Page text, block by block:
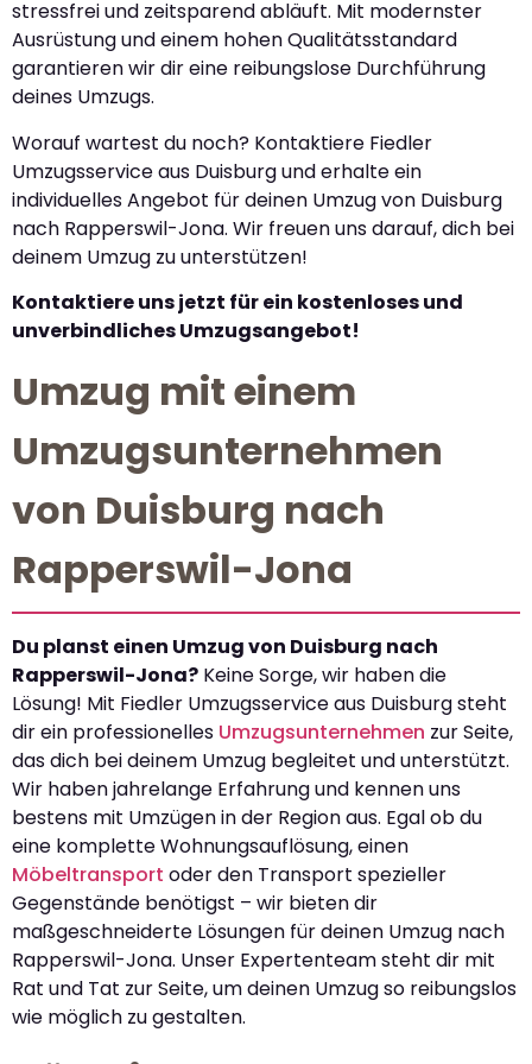
stressfrei und zeitsparend abläuft. Mit modernster
Ausrüstung und einem hohen Qualitätsstandard
garantieren wir dir eine reibungslose Durchführung
deines Umzugs.
Worauf wartest du noch? Kontaktiere Fiedler
Umzugsservice aus Duisburg und erhalte ein
individuelles Angebot für deinen Umzug von Duisburg
nach Rapperswil-Jona. Wir freuen uns darauf, dich bei
deinem Umzug zu unterstützen!
Kontaktiere uns jetzt für ein kostenloses und
unverbindliches Umzugsangebot!
Umzug mit einem
Umzugsunternehmen
von Duisburg nach
Rapperswil-Jona
Du planst einen Umzug von Duisburg nach
Rapperswil-Jona? Keine Sorge, wir haben die
Lösung! Mit Fiedler Umzugsservice aus Duisburg steht
dir ein professionelles Umzugsunternehmen zur Seite,
das dich bei deinem Umzug begleitet und unterstützt.
Wir haben jahrelange Erfahrung und kennen uns
bestens mit Umzügen in der Region aus. Egal ob du
eine komplette Wohnungsauflösung, einen
Möbeltransport oder den Transport spezieller
Gegenstände benötigst – wir bieten dir
maßgeschneiderte Lösungen für deinen Umzug nach
Rapperswil-Jona. Unser Expertenteam steht dir mit
Rat und Tat zur Seite, um deinen Umzug so reibungslos
wie möglich zu gestalten.